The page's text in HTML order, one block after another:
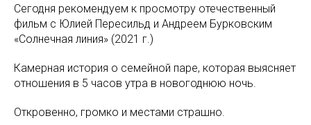
Сегодня рекомендуем к просмотру отечественный
фильм с Юлией Пересильд и Андреем Бурковским
«Солнечная линия» (2021 г.)
Камерная история о семейной паре, которая выясняет
отношения в 5 часов утра в новогоднюю ночь.
Откровенно, громко и местами страшно.